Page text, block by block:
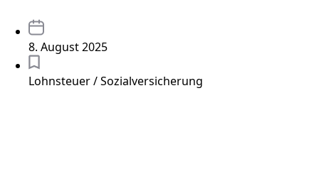
8. August 2025
Lohnsteuer / Sozialversicherung